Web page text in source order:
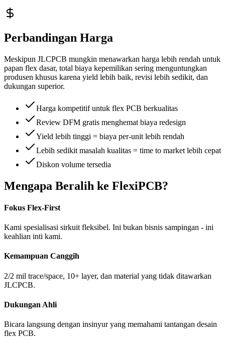
Perbandingan Harga
Meskipun JLCPCB mungkin menawarkan harga lebih rendah untuk
papan flex dasar, total biaya kepemilikan sering menguntungkan
produsen khusus karena yield lebih baik, revisi lebih sedikit, dan
dukungan superior.
Harga kompetitif untuk flex PCB berkualitas
Review DFM gratis menghemat biaya redesign
Yield lebih tinggi = biaya per-unit lebih rendah
Lebih sedikit masalah kualitas = time to market lebih cepat
Diskon volume tersedia
Mengapa Beralih ke FlexiPCB?
Fokus Flex-First
Kami spesialisasi sirkuit fleksibel. Ini bukan bisnis sampingan - ini
keahlian inti kami.
Kemampuan Canggih
2/2 mil trace/space, 10+ layer, dan material yang tidak ditawarkan
JLCPCB.
Dukungan Ahli
Bicara langsung dengan insinyur yang memahami tantangan desain
flex PCB.